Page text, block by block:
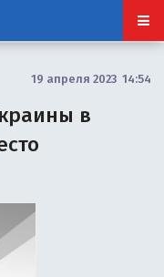
19 апреля 2023 14:54
в